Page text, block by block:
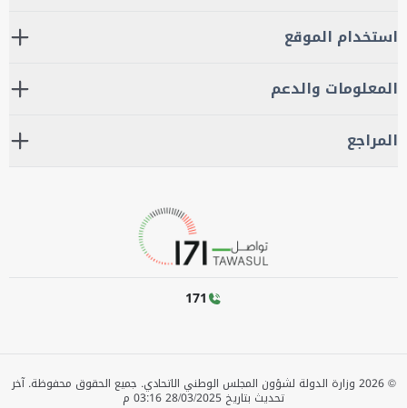
استخدام الموقع
المعلومات والدعم
المراجع
171
©
2026 وزارة الدولة لشؤون المجلس الوطني الاتحادي. جميع الحقوق محفوظة.آخر
تحديث بتاريخ 28/03/2025 03:16 م